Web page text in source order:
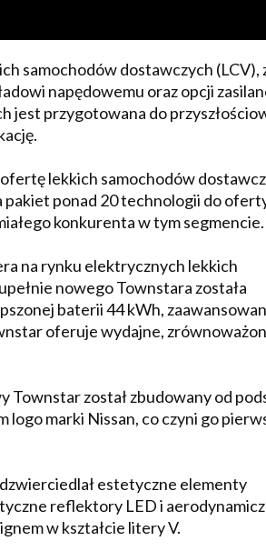
samochodów dostawczych (LCV),
napędowemu oraz opcji
jest przygotowana do
lekkich samochodów
pakiet ponad 20 technologii do
konkurenta w tym segmencie.
na rynku elektrycznych lekkich
nowego Townstara została
baterii 44 kWh,
oferuje wydajne,
Townstar został zbudowany od
logo marki Nissan, co czyni go
estetyczne elementy
reflektory LED i
w kształcie litery V.